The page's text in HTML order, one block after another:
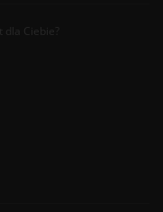
Ciebie?